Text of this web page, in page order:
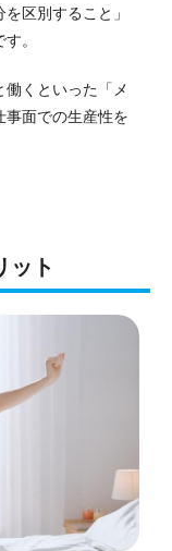
区別すること」
。
働くといった「メ
事面での生産性を
ット